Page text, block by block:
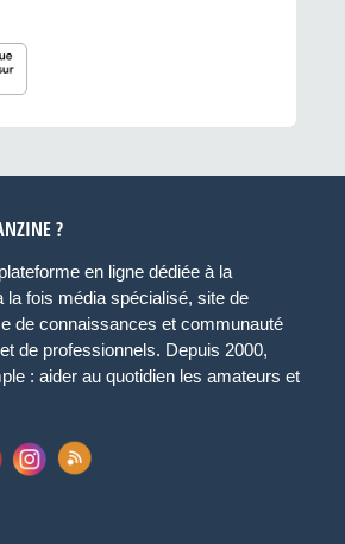
?
en ligne dédiée à la
la fois média spécialisé, site de
de connaissances et communauté
de professionnels. Depuis 2000,
: aider au quotidien les amateurs et